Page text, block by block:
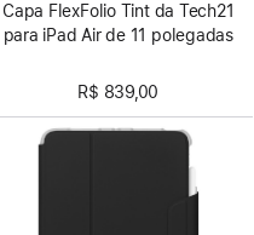
Capa FlexFolio Tint da Tech21
para iPad Air de 11 polegadas
R$ 839,00